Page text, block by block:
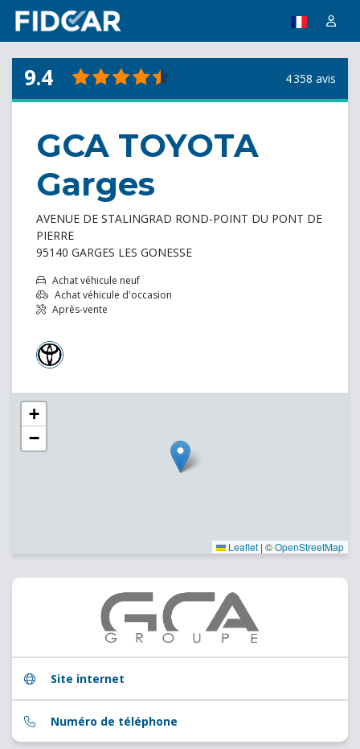
9.4 4 358 avis
GCA TOYOTA
Garges
AVENUE DE STALINGRAD ROND-POINT DU PONT DE
PIERRE
95140 GARGES LES GONESSE
Achat véhicule neuf
Achat véhicule d'occasion
Après-vente
+
−
Leaflet | ©OpenStreetMap
Site internet
Numéro de téléphone